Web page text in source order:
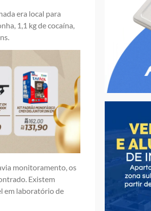
era local para
1,1 kg de cocaína,
monitoramento, os
Existem
em laboratório de